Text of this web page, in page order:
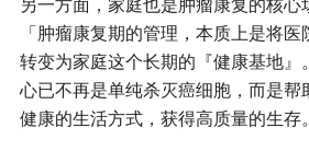
另一方面，家庭也是肿瘤康复的核心
「肿瘤康复期的管理，本质上是将医
转变为家庭这个长期的『健康基地』
心已不再是单纯杀灭癌细胞，而是帮
健康的生活方式，获得高质量的生存